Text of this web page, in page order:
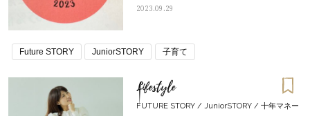
るのがいい？――FPライター・
2023.09.29
Future STORY JuniorSTORY 子育て
Lifestyle
FUTURE STORY / JuniorSTORY / 十年マネー